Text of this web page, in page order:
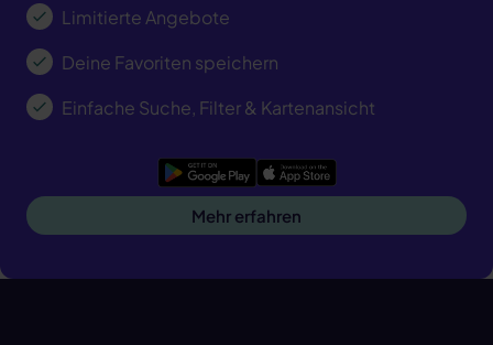
Limitierte Angebote
Deine Favoriten speichern
Einfache Suche, Filter & Kartenansicht
Mehr erfahren
Google PlayApp Store